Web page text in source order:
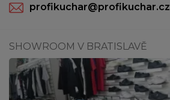
profikuchar@profikuchar.cz
SHOWROOM V BRATISLAVĚ